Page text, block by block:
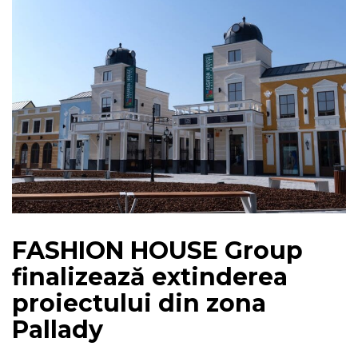
FASHION HOUSE Group
finalizează extinderea
proiectului din zona
Pallady